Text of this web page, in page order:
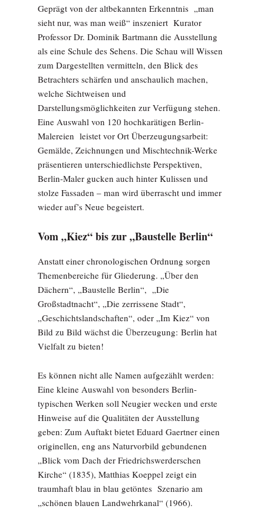
Geprägt von der altbekannten Erkenntnis „man
sieht nur, was man weiß“ inszeniert Kurator
Professor Dr. Dominik Bartmann die Ausstellung
als eine Schule des Sehens. Die Schau will Wissen
zum Dargestellten vermitteln, den Blick des
Betrachters schärfen und anschaulich machen,
welche Sichtweisen und
Darstellungsmöglichkeiten zur Verfügung stehen.
Eine Auswahl von 120 hochkarätigen Berlin-
Malereien leistet vor Ort Überzeugungsarbeit:
Gemälde, Zeichnungen und Mischtechnik-Werke
präsentieren unterschiedlichste Perspektiven,
Berlin-Maler gucken auch hinter Kulissen und
stolze Fassaden – man wird überrascht und immer
wieder auf’s Neue begeistert.
Vom „Kiez“ bis zur „Baustelle Berlin“
Anstatt einer chronologischen Ordnung sorgen
Themenbereiche für Gliederung. „Über den
Dächern“, „Baustelle Berlin“, „Die
Großstadtnacht“, „Die zerrissene Stadt“,
„Geschichtslandschaften“, oder „Im Kiez“ von
Bild zu Bild wächst die Überzeugung: Berlin hat
Vielfalt zu bieten!
Es können nicht alle Namen aufgezählt werden:
Eine kleine Auswahl von besonders Berlin-
typischen Werken soll Neugier wecken und erste
Hinweise auf die Qualitäten der Ausstellung
geben: Zum Auftakt bietet Eduard Gaertner einen
originellen, eng ans Naturvorbild gebundenen
„Blick vom Dach der Friedrichswerderschen
Kirche“ (1835), Matthias Koeppel zeigt ein
traumhaft blau in blau getöntes Szenario am
„schönen blauen Landwehrkanal“ (1966).